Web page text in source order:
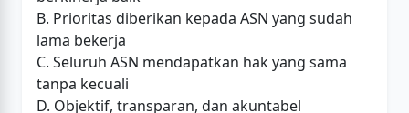
B. Prioritas diberikan kepada ASN yang sudah
lama bekerja
C. Seluruh ASN mendapatkan hak yang sama
tanpa kecuali
D. Objektif, transparan, dan akuntabel